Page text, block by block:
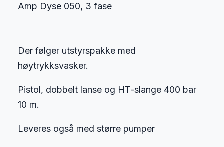
Amp Dyse 050, 3 fase
Der følger utstyrspakke med
høytrykksvasker.
Pistol, dobbelt lanse og HT-slange 400 bar
10 m.
Leveres også med større pumper